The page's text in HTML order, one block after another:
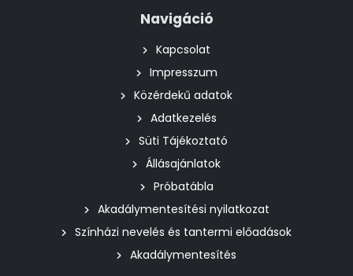
Navigáció
Kapcsolat
Impresszum
Közérdekű adatok
Adatkezelés
Süti Tájékoztató
Állásajánlatok
Próbatábla
Akadálymentesítési nyilatkozat
Színházi nevelés és tantermi előadások
Akadálymentesítés